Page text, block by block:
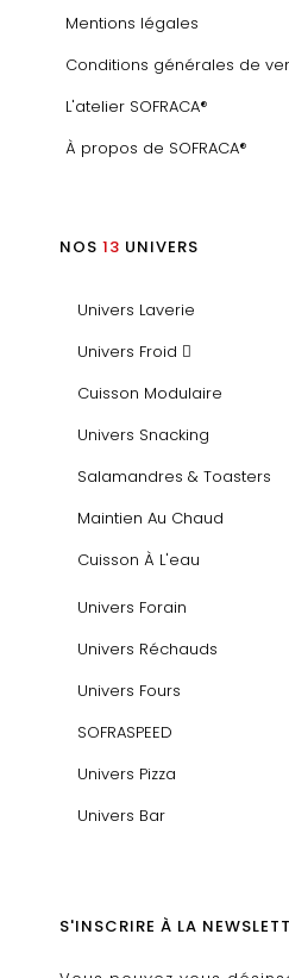
Mentions légales
Conditions générales de
L'atelier SOFRACA®
À propos de SOFRACA®
NOS 13 UNIVERS
Univers Laverie
Univers Froid
Cuisson Modulaire
Univers Snacking
Salamandres & Toasters
Maintien Au Chaud
Cuisson À L'eau
Univers Forain
Univers Réchauds
Univers Fours
SOFRASPEED
Univers Pizza
Univers Bar
S'INSCRIRE À LA